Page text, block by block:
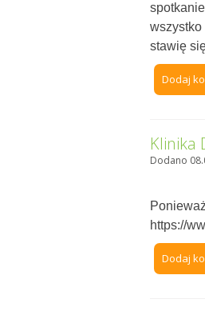
wszystko
stawię
Dodaj
Klinika
Dodano
https://
Dodaj